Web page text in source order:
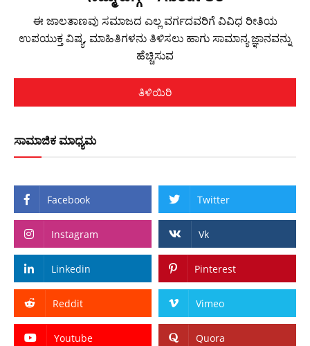
ಈ ಜಾಲತಾಣವು ಸಮಾಜದ ಎಲ್ಲ ವರ್ಗದವರಿಗೆ ವಿವಿಧ ರೀತಿಯ
ಉಪಯುಕ್ತ ವಿಷ್ಯ, ಮಾಹಿತಿಗಳನು ತಿಳಿಸಲು ಹಾಗು ಸಾಮಾನ್ಯ ಜ್ಞಾನವನ್ನು
ಹೆಚ್ಚಿಸುವ
ತಿಳಿಯಿರಿ
ಸಾಮಾಜಿಕ ಮಾಧ್ಯಮ
Facebook Twitter
Instagram Vk
Linkedin Pinterest
Reddit Vimeo
Youtube Quora